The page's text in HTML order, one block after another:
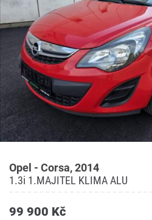
Opel - Corsa, 2014
1.3i 1.MAJITEL KLIMA ALU
99 900 Kč